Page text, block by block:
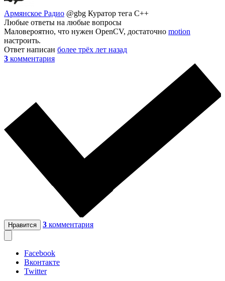
Армянское Радио @gbg Куратор тега C++
Любые ответы на любые вопросы
Маловероятно, что нужен OpenCV, достаточно motion
настроить.
Ответ написан более трёх лет назад
3 комментария
Нравится 3 комментария
Facebook
Вконтакте
Twitter